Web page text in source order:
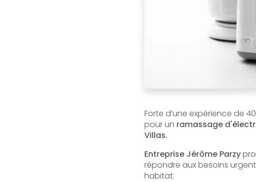
Forte d’une expérience de
pour un ramassage
Villas.
Entreprise Jérôme Parzy
répondre aux besoins
habitat.